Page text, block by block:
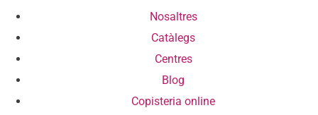
Nosaltres
Catàlegs
Centres
Blog
Copisteria online